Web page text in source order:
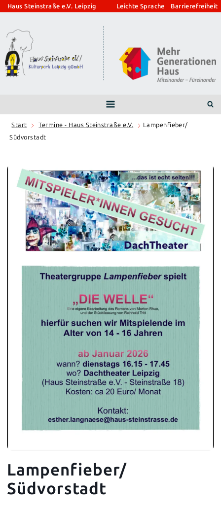
Zum
springen
Haus Steinstraße e.V. Leipzig Leichte Sprache Barrierefreiheit
Start Termine - Haus Steinstraße e.V.
Lampenfieber/
Südvorstadt
Lampenfieber/
Südvorstadt